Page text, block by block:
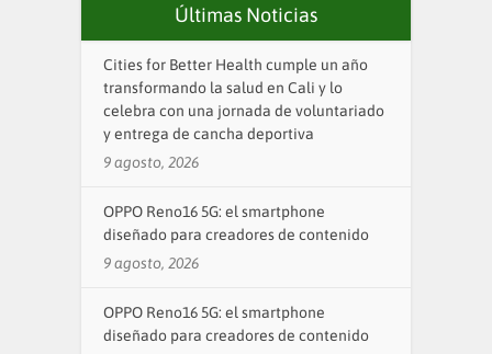
Últimas Noticias
Cities for Better Health cumple un año
transformando la salud en Cali y lo
celebra con una jornada de voluntariado
y entrega de cancha deportiva
9 agosto, 2026
OPPO Reno16 5G: el smartphone
diseñado para creadores de contenido
9 agosto, 2026
OPPO Reno16 5G: el smartphone
diseñado para creadores de contenido